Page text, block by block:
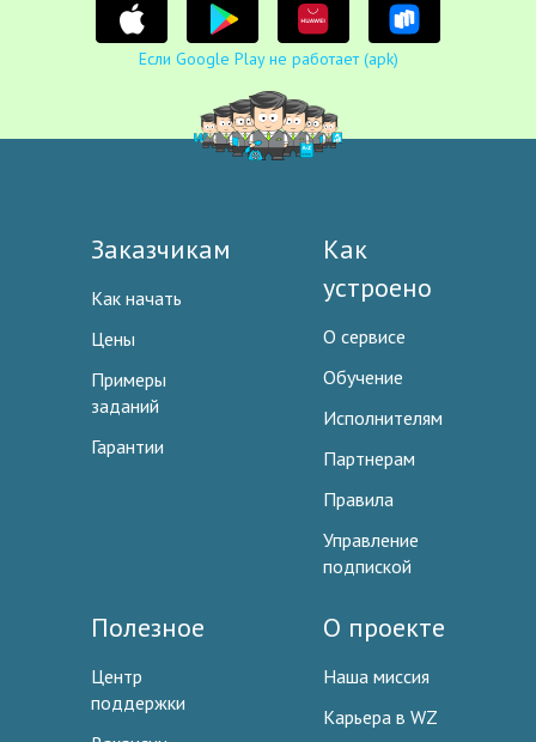
Если Google Play не работает (apk)
Заказчикам
Как начать
Цены
Примеры
заданий
Гарантии
Как
устроено
О сервисе
Обучение
Исполнителям
Партнерам
Правила
Управление
подпиской
Полезное
Центр
поддержки
О проекте
Наша миссия
Карьера в WZ